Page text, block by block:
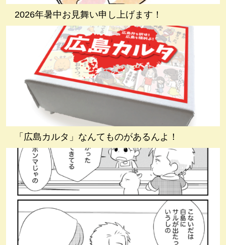
2026年暑中お見舞い申し上げます！
「広島カルタ」なんてものがあるんよ！